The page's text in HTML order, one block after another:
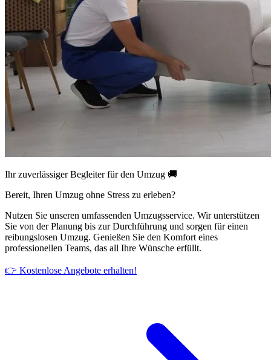
Ihr zuverlässiger Begleiter für den Umzug 🚚
Bereit, Ihren Umzug ohne Stress zu erleben?
Nutzen Sie unseren umfassenden Umzugsservice. Wir unterstützen
Sie von der Planung bis zur Durchführung und sorgen für einen
reibungslosen Umzug. Genießen Sie den Komfort eines
professionellen Teams, das all Ihre Wünsche erfüllt.
👉 Kostenlose Angebote erhalten!